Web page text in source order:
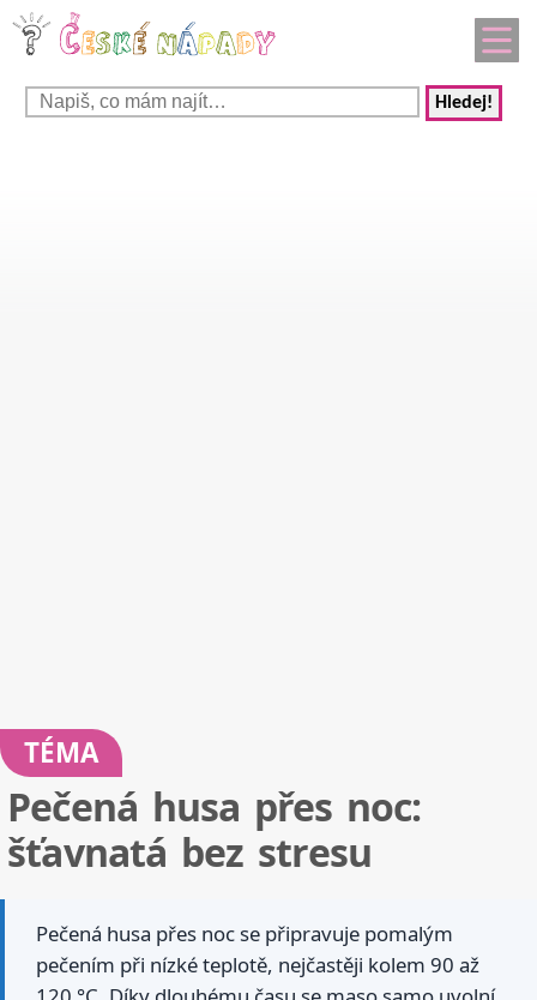
Hledej!
TÉMA
Pečená husa přes noc:
šťavnatá bez stresu
Pečená husa přes noc se připravuje pomalým
pečením při nízké teplotě, nejčastěji kolem 90 až